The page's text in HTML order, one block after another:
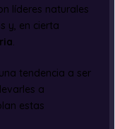
líderes naturales
y, en cierta
.
tendencia a ser
a
estas